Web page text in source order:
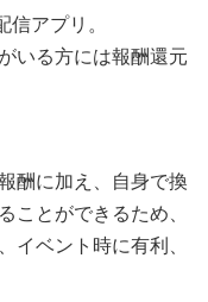
アプリ。
いる方には報酬還元
酬に加え、自身で換
とができるため、
イベント時に有利、